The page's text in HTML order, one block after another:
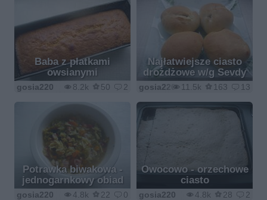
Baba z płatkami
owsianymi
8.2k 50 2
gosia220
Najłatwiejsze ciasto
drożdżowe w/g Sevdy
11.5k 163 13
gosia220
Potrawka biwakowa -
jednogarnkowy obiad
4.8k 22 0
gosia220
Owocowo - orzechowe
ciasto
4.8k 28 2
gosia220